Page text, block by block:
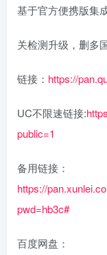
基于官方便携版集
关检测升级，删多
链接： https://
UC不限速链接:
public=1
备用链接：
https://
pwd=hb3c#
百度网盘：